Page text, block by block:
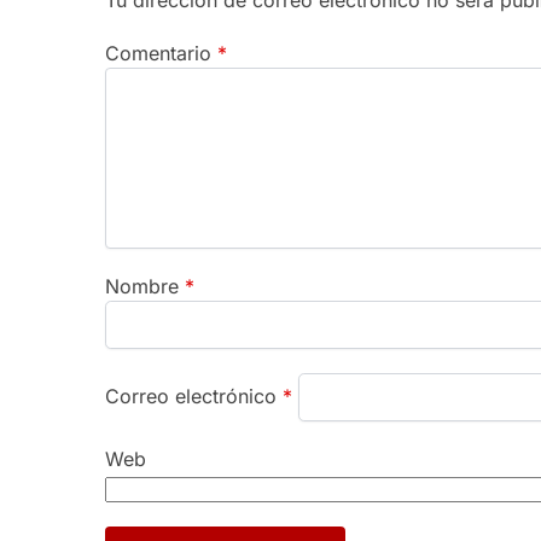
Comentario *
Nombre *
Correo electrónico *
Web